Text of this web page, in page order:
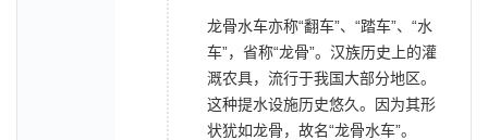
龙骨水车亦称“翻车”、“踏车”、“水
车”，省称“龙骨”。汉族历史上的灌
溉农具，流行于我国大部分地区。
这种提水设施历史悠久。因为其形
状犹如龙骨，故名“龙骨水车”。